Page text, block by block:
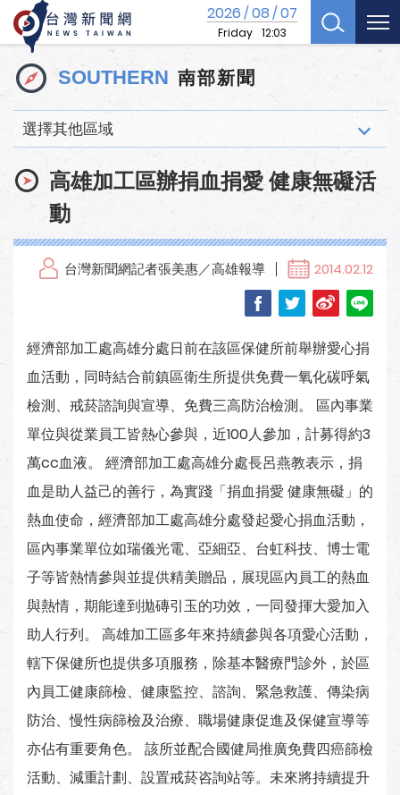
2026/08/07
Friday 12:03
SOUTHERN 南部新聞
選擇其他區域
高雄加工區辦捐血捐愛 健康無礙活
動
台灣新聞網記者張美惠／高雄報導 2014.02.12
經濟部加工處高雄分處日前在該區保健所前舉辦愛心捐
血活動，同時結合前鎮區衛生所提供免費一氧化碳呼氣
檢測、戒菸諮詢與宣導、免費三高防治檢測。 區內事業
單位與從業員工皆熱心參與，近100人參加，計募得約3
萬cc血液。 經濟部加工處高雄分處長呂燕教表示，捐
血是助人益己的善行，為實踐「捐血捐愛 健康無礙」的
熱血使命，經濟部加工處高雄分處發起愛心捐血活動，
區內事業單位如瑞儀光電、亞細亞、台虹科技、博士電
子等皆熱情參與並提供精美贈品，展現區內員工的熱血
與熱情，期能達到拋磚引玉的功效，一同發揮大愛加入
助人行列。 高雄加工區多年來持續參與各項愛心活動，
轄下保健所也提供多項服務，除基本醫療門診外，於區
內員工健康篩檢、健康監控、諮詢、緊急救護、傳染病
防治、慢性病篩檢及治療、職場健康促進及保健宣導等
亦佔有重要角色。 該所並配合國健局推廣免費四癌篩檢
活動、減重計劃、設置戒菸咨詢站等。未來將持續提升